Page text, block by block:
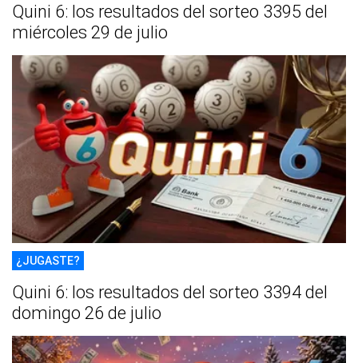
Quini 6: los resultados del sorteo 3395 del
miércoles 29 de julio
¿JUGASTE?
Quini 6: los resultados del sorteo 3394 del
domingo 26 de julio